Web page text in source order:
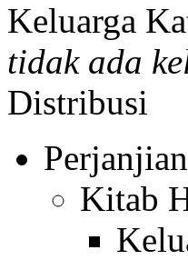
Keluarga
tidak ada
Distribusi
Kitab